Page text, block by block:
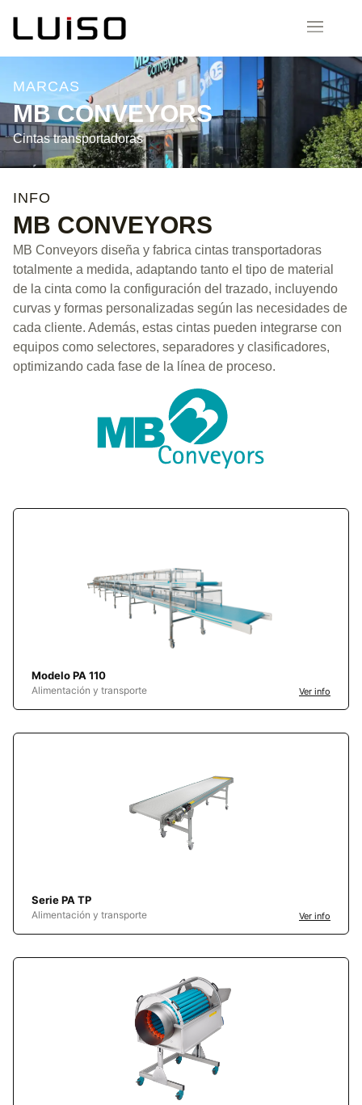
MARCAS
MB CONVEYORS
Cintas transportadoras
INFO
MB CONVEYORS
MB Conveyors diseña y fabrica cintas transportadoras
totalmente a medida, adaptando tanto el tipo de material
de la cinta como la configuración del trazado, incluyendo
curvas y formas personalizadas según las necesidades de
cada cliente. Además, estas cintas pueden integrarse con
equipos como selectores, separadores y clasificadores,
optimizando cada fase de la línea de proceso.
Modelo PA 110
Alimentación y transporte Ver info
Serie PA TP
Alimentación y transporte Ver info